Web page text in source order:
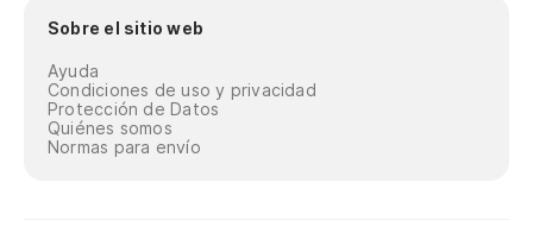
Sobre el sitio web
Ayuda
Condiciones de uso y privacidad
Protección de Datos
Quiénes somos
Normas para envío